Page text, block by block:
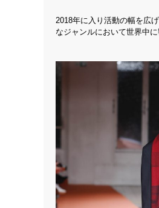
2018年に入り活動の幅を広
なジャンルにおいて世界中